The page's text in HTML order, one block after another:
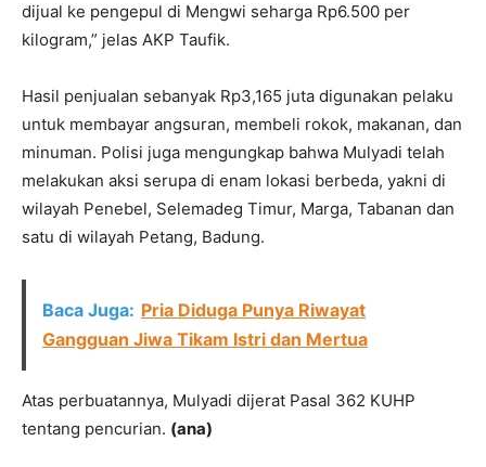
dijual ke pengepul di Mengwi seharga Rp6.500 per
kilogram,” jelas AKP Taufik.
Hasil penjualan sebanyak Rp3,165 juta digunakan pelaku
untuk membayar angsuran, membeli rokok, makanan, dan
minuman. Polisi juga mengungkap bahwa Mulyadi telah
melakukan aksi serupa di enam lokasi berbeda, yakni di
wilayah Penebel, Selemadeg Timur, Marga, Tabanan dan
satu di wilayah Petang, Badung.
Baca Juga: Pria Diduga Punya Riwayat
Gangguan Jiwa Tikam Istri dan Mertua
Atas perbuatannya, Mulyadi dijerat Pasal 362 KUHP
tentang pencurian. (ana)